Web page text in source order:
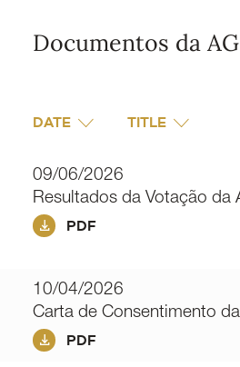
Documentos da
DATE TITLE
09/06/2026
Resultados da Votação da
PDF
10/04/2026
Carta de Consentimento
PDF